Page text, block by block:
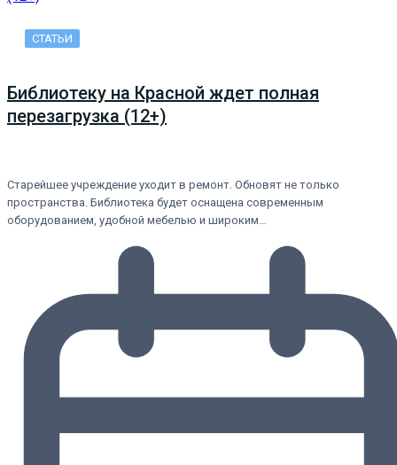
СТАТЬИ
Библиотеку на Красной ждет полная
перезагрузка (12+)
Старейшее учреждение уходит в ремонт. Обновят не только
пространства. Библиотека будет оснащена современным
оборудованием, удобной мебелью и широким…